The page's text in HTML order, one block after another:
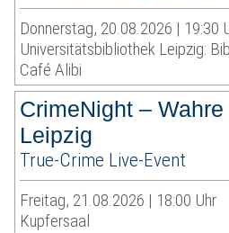
Donnerstag, 20.08.2026 | 19:30
Universitätsbibliothek Leipzig:
Café Alibi
CrimeNight –
Leipzig
True-Crime Live-Event
Freitag, 21.08.2026 | 18:00 Uhr
Kupfersaal